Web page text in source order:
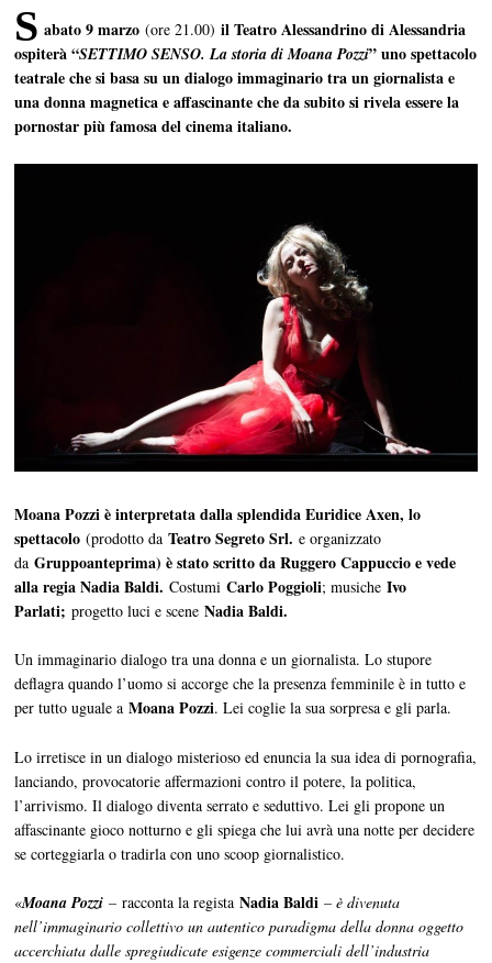
S abato 9 marzo(ore 21.00) il Teatro Alessandrino di Alessandria
ospiterà “SETTIMO SENSO. La storia di Moana Pozzi” uno spettacolo
teatrale che si basa su un dialogo immaginario tra un giornalista e
una donna magnetica e affascinante che da subito si rivela essere la
pornostar più famosa del cinema italiano.
Moana Pozzi è interpretata dalla splendida Euridice Axen, lo
spettacolo(prodotto da Teatro Segreto Srl.e organizzato
da Gruppoanteprima) è stato scritto da Ruggero Cappuccio e vede
alla regia Nadia Baldi.Costumi Carlo Poggioli; musiche Ivo
Parlati;progetto luci e scene Nadia Baldi.
Un immaginario dialogo tra una donna e un giornalista. Lo stupore
deflagra quando l’uomo si accorge che la presenza femminile è in tutto e
per tutto uguale aMoana Pozzi. Lei coglie la sua sorpresa e gli parla.
Lo irretisce in un dialogo misterioso ed enuncia la sua idea di pornografia,
lanciando, provocatorie affermazioni contro il potere, la politica,
l’arrivismo. Il dialogo diventa serrato e seduttivo. Lei gli propone un
affascinante gioco notturno e gli spiega che lui avrà una notte per decidere
se corteggiarla o tradirla con uno scoop giornalistico.
«Moana Pozzi –racconta la registaNadia Baldi – è divenuta
nell’immaginario collettivo un autentico paradigma della donna oggetto
accerchiata dalle spregiudicate esigenze commerciali dell’industria